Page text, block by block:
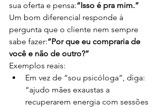
sua oferta e pensa:“Isso é pra mim.”
Um bom diferencial responde à
pergunta que o cliente nem sempre
sabe fazer:“Por que eu compraria de
você e não de outro?”
Exemplos reais:
Em vez de “sou psicóloga”, diga:
“ajudo mães exaustas a
recuperarem energia com sessões